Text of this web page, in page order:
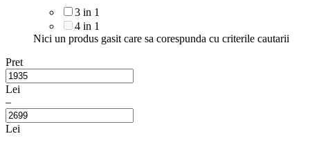
3 in 1
4 in 1
Nici un produs gasit care sa corespunda cu criterile cautarii
Pret
Lei
–
Lei